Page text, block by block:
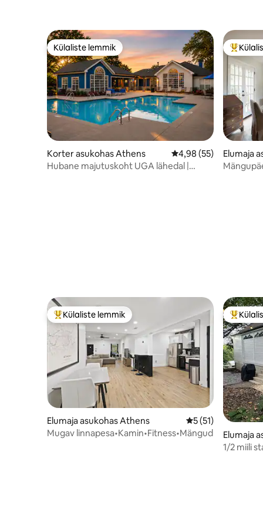
Külaliste lemmik
Külaliste lemmik
Korter asukohas Athens Keskmine hinnang
4,98 (55)
Hubane majutuskoht UGA lähedal |
Elumaja
Külaliste suur lemmik
Külaliste lemmik
Elumaja asukohas Athens Keskmine
5 (51)
Mugav linnapesa•Kamin•Fitness•Mängud
Elumaja
1/2 miili